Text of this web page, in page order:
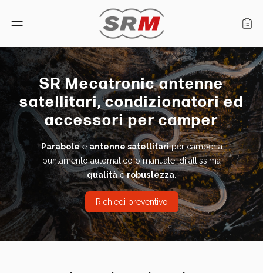
Lingua: Italiano
Home
Prodotti
Cerca rivenditore
Chi siamo
Assistenza
SR Mecatronic antenne
satellitari, condizionatori ed
accessori per camper
Paraboleeantenne satellitariper camper a
puntamento automatico o manuale, di altissima
qualitàerobustezza
Richiedi preventivo